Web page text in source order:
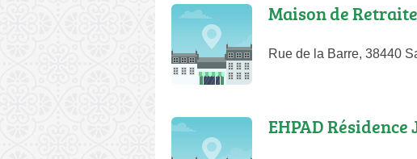
Maison de Retraite
Rue de la Barre, 38440
EHPAD